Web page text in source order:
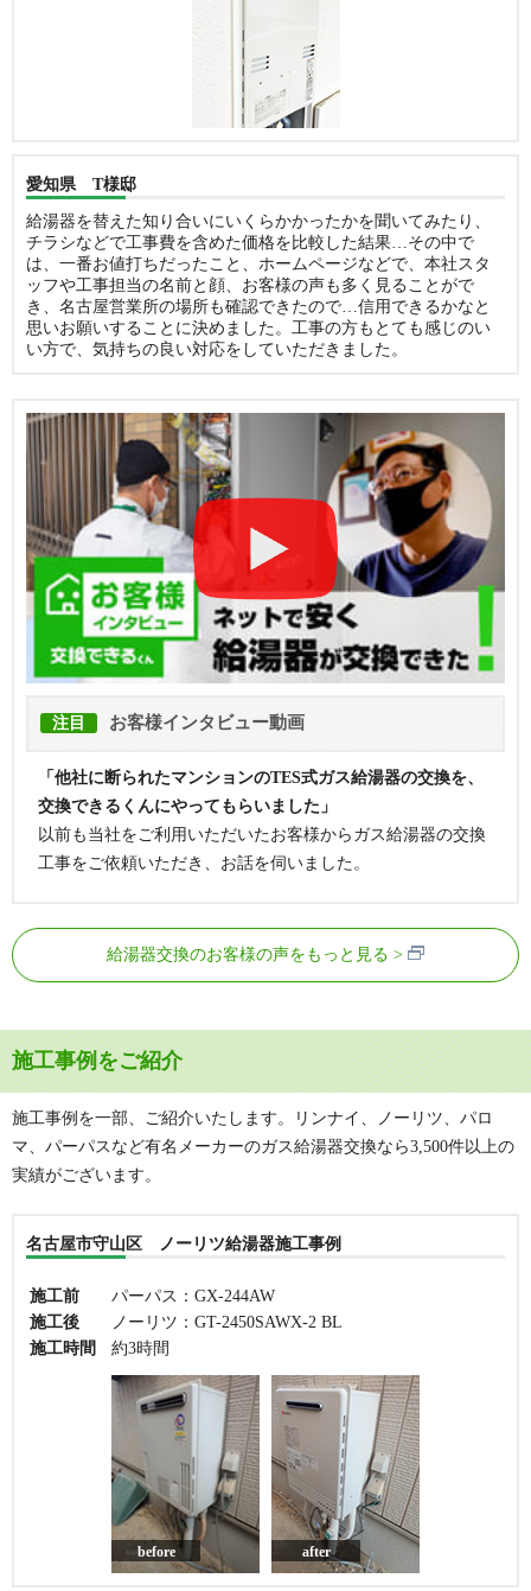
愛知県 T様邸
給湯器を替えた知り合いにいくらかかったかを聞いてみたり、
チラシなどで工事費を含めた価格を比較した結果…その中で
は、一番お値打ちだったこと、ホームページなどで、本社スタ
ッフや工事担当の名前と顔、お客様の声も多く見ることがで
き、名古屋営業所の場所も確認できたので…信用できるかなと
思いお願いすることに決めました。工事の方もとても感じのい
い方で、気持ちの良い対応をしていただきました。
注目 お客様インタビュー動画
「他社に断られたマンションのTES式ガス給湯器の交換を、
交換できるくんにやってもらいました」
以前も当社をご利用いただいたお客様からガス給湯器の交換
工事をご依頼いただき、お話を伺いました。
給湯器交換のお客様の声をもっと見る
施工事例をご紹介
施工事例を一部、ご紹介いたします。リンナイ、ノーリツ、パロ
マ、パーパスなど有名メーカーのガス給湯器交換なら3,500件以上の
実績がございます。
名古屋市守山区 ノーリツ給湯器施工事例
施工前
パーパス：GX-244AW
施工後
ノーリツ：GT-2450SAWX-2 BL
施工時間
約3時間
before after